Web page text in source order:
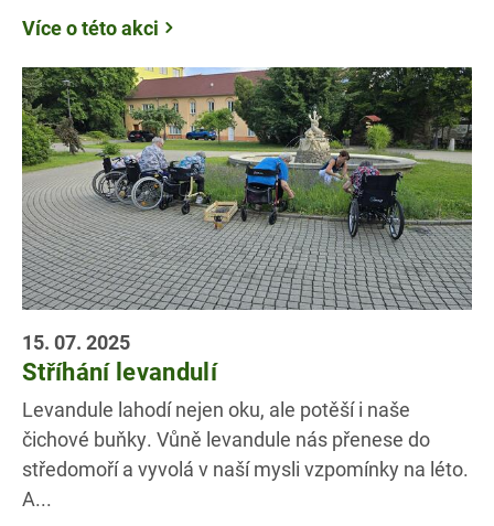
Více o této akci
15. 07. 2025
Stříhání levandulí
Levandule lahodí nejen oku, ale potěší i naše
čichové buňky. Vůně levandule nás přenese do
středomoří a vyvolá v naší mysli vzpomínky na léto.
A...